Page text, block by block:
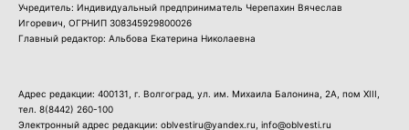
Учредитель: Индивидуальный предприниматель Черепахин Вячеслав
Игоревич, ОГРНИП 308345929800026
Главный редактор: Альбова Екатерина Николаевна
Адрес редакции: 400131, г. Волгоград, ул. им. Михаила Балонина, 2А, пом XIII,
тел. 8(8442) 260-100
Электронный адрес редакции: oblvestiru@yandex.ru, info@oblvesti.ru